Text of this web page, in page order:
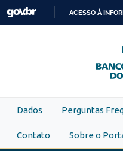
Skip to main content
ACESSO À
Dados Perguntas
Contato Sobre o